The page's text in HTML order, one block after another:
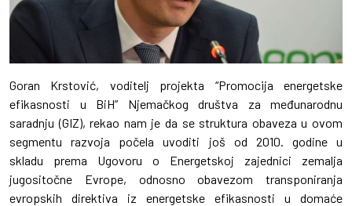
Goran Krstović, voditelj projekta “Promocija energetske
efikasnosti u BiH” Njemačkog društva za međunarodnu
saradnju (GIZ), rekao nam je da se struktura obaveza u ovom
segmentu razvoja počela uvoditi još od 2010. godine u
skladu prema Ugovoru o Energetskoj zajednici zemalja
jugositočne Evrope, odnosno obavezom transponiranja
evropskih direktiva iz energetske efikasnosti u domaće